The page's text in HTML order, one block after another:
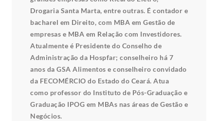
Drogaria Santa Marta, entre outras. É contador e
bacharel em Direito, com MBA em Gestão de
empresas e MBA em Relação com Investidores.
Atualmente é Presidente do Conselho de
Administração da Hospfar; conselheiro há 7
anos da GSA Alimentos e conselheiro convidado
da FECOMÉRCIO do Estado do Ceará. Atua
como professor do Instituto de Pós-Graduação e
Graduação IPOG em MBAs nas áreas de Gestão e
Negócios.